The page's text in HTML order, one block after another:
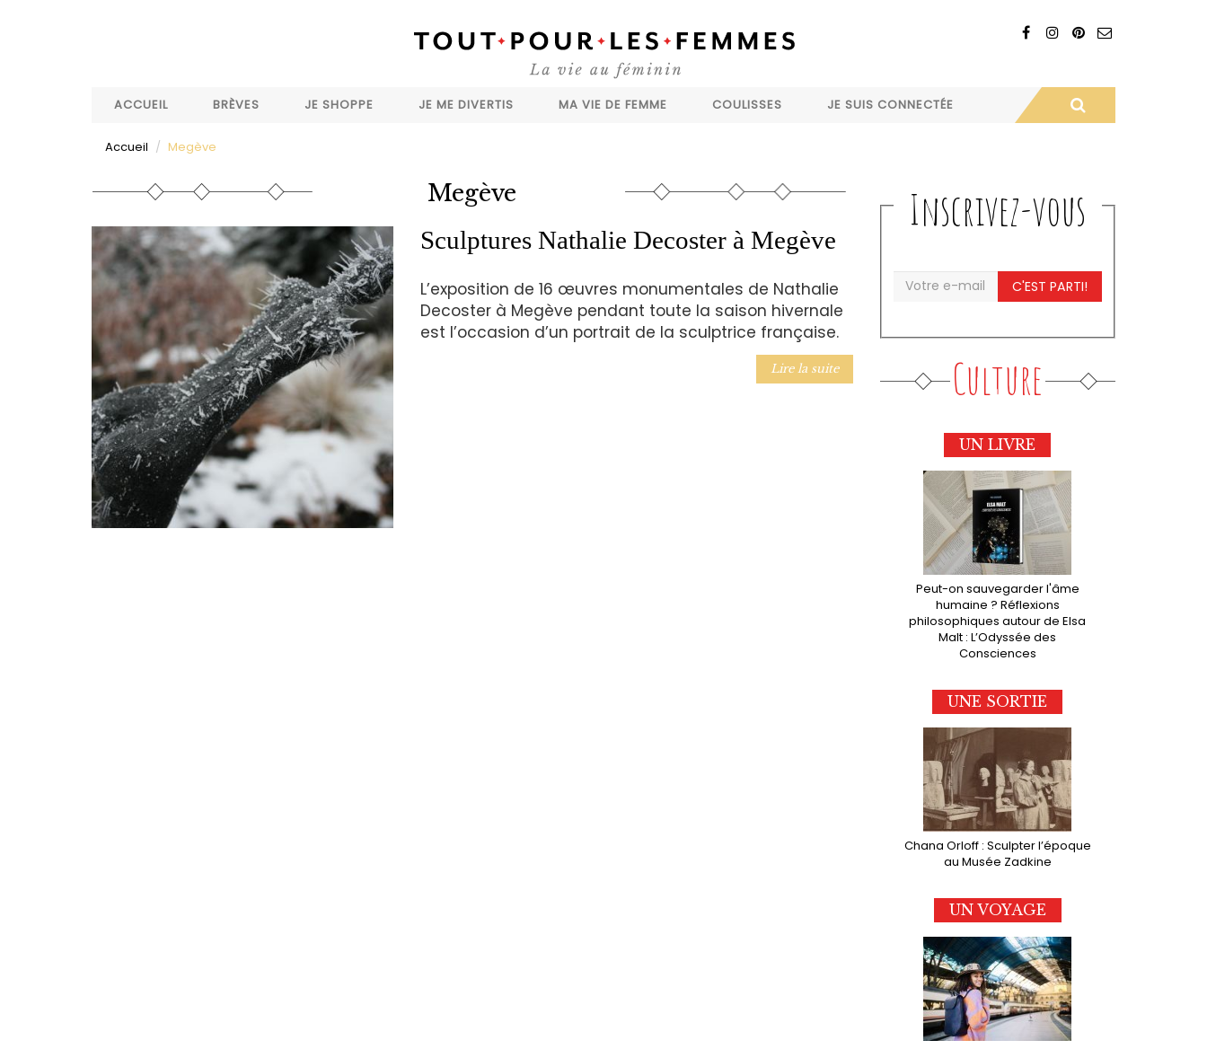
ACCUEIL
BRÈVES JE SHOPPE JE ME DIVERTIS MA VIE DE FEMME COULISSES JE SUIS CONNECTÉE
Accueil Megève
Megève
Sculptures Nathalie Decoster à Megève
L’exposition de 16 œuvres monumentales de Nathalie
Decoster à Megève pendant toute la saison hivernale
est l’occasion d’un portrait de la sculptrice française.
Lire la suite
Inscrivez-vous
C'EST PARTI!
Culture
UN LIVRE
Peut-on sauvegarder l'âme
humaine ? Réflexions
philosophiques autour de Elsa
Malt : L’Odyssée des
Consciences
UNE SORTIE
Chana Orloff : Sculpter l’époque
au Musée Zadkine
UN VOYAGE